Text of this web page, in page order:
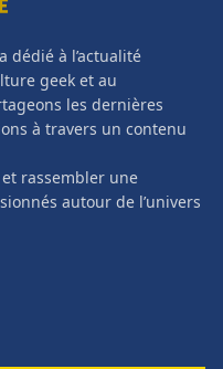
dédié à l’actualité
geek et au
les dernières
à travers un contenu
rassembler une
autour de l’univers